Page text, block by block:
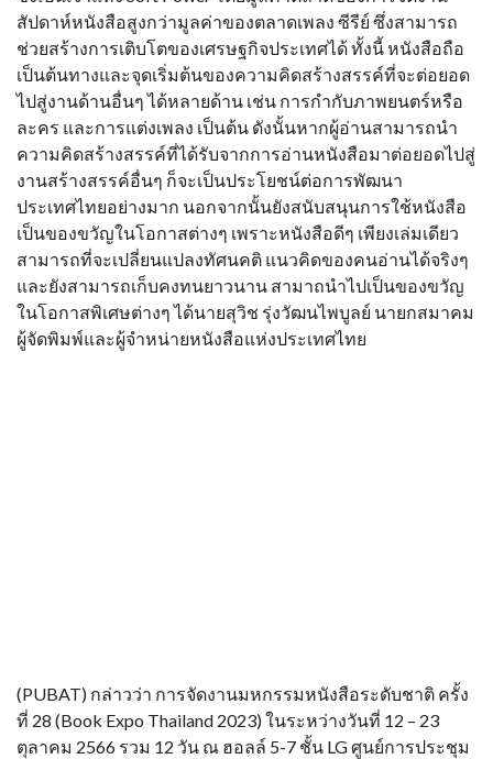
สัปดาห์หนังสือสูงกว่ามูลค่าของตลาดเพลง ซีรีย์ ซึ่งสามารถ
ช่วยสร้างการเติบโตของเศรษฐกิจประเทศได้ ทั้งนี้ หนังสือถือ
เป็นต้นทางและจุดเริ่มต้นของความคิดสร้างสรรค์ที่จะต่อยอด
ไปสู่งานด้านอื่นๆ ได้หลายด้าน เช่น การกำกับภาพยนตร์หรือ
ละคร และการแต่งเพลง เป็นต้น ดังนั้นหากผู้อ่านสามารถนำ
ความคิดสร้างสรรค์ที่ได้รับจากการอ่านหนังสือมาต่อยอดไปสู่
งานสร้างสรรค์อื่นๆ ก็จะเป็นประโยชน์ต่อการพัฒนา
ประเทศไทยอย่างมาก นอกจากนั้นยังสนับสนุนการใช้หนังสือ
เป็นของขวัญในโอกาสต่างๆ เพราะหนังสือดีๆ เพียงเล่มเดียว
สามารถที่จะเปลี่ยนแปลงทัศนคติ แนวคิดของคนอ่านได้จริงๆ
และยังสามารถเก็บคงทนยาวนาน สามาถนำไปเป็นของขวัญ
ในโอกาสพิเศษต่างๆ ได้นายสุวิช รุ่งวัฒนไพบูลย์ นายกสมาคม
ผู้จัดพิมพ์และผู้จำหน่ายหนังสือแห่งประเทศไทย
(PUBAT) กล่าวว่า การจัดงานมหกรรมหนังสือระดับชาติ ครั้ง
ที่ 28 (Book Expo Thailand 2023) ในระหว่างวันที่ 12 – 23
ตุลาคม 2566 รวม 12 วัน ณ ฮอลล์ 5-7 ชั้น LG ศูนย์การประชุม